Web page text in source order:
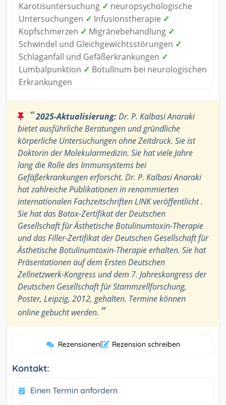
Karotisuntersuchung ✓ neuropsychologische
Untersuchungen ✓ Infusionstherapie ✓
Kopfschmerzen ✓ Migränebehandlung ✓
Schwindel und Gleichgewichtsstörungen ✓
Schlaganfall und Gefäßerkrankungen ✓
Lumbalpunktion ✓ Botullnum bei neurologischen
Erkrankungen
“2025-Aktualisierung:Dr. P. Kalbasi Anaraki
bietet ausführliche Beratungen und gründliche
körperliche Untersuchungen ohne Zeitdruck. Sie ist
Doktorin der Molekularmedizin. Sie hat viele Jahre
lang die Rolle des Immunsystems bei
Gefäßerkrankungen erforscht. Dr. P. Kalbasi Anaraki
hat zahlreiche Publikationen in renommierten
internationalen Fachzeitschriften LINK veröffentlicht .
Sie hat das Botox-Zertifikat der Deutschen
Gesellschaft für Ästhetische Botulinumtoxin-Therapie
und das Filler-Zertifikat der Deutschen Gesellschaft für
Ästhetische Botulinumtoxin-Therapie erhalten. Sie hat
Präsentationen auf dem Ersten Deutschen
Zellnetzwerk-Kongress und dem 7. Jahreskongress der
Deutschen Gesellschaft für Stammzellforschung,
Poster, Leipzig, 2012, gehalten. Termine können
online gebucht werden. ”
Rezensionen| Rezension schreiben
Kontakt:
Einen Termin anfordern